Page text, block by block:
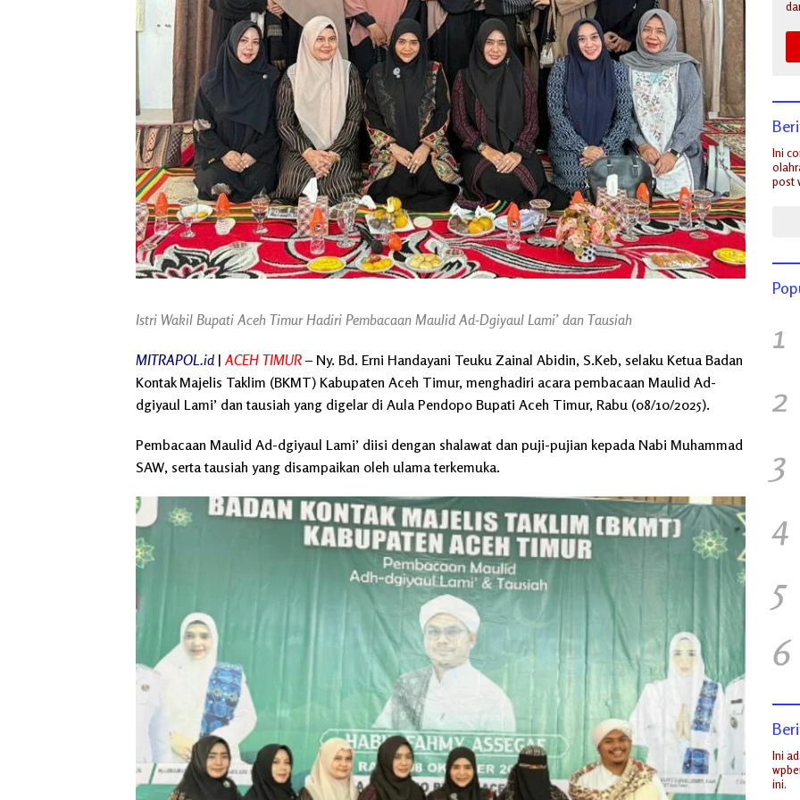
Istri Wakil Bupati Aceh Timur Hadiri Pembacaan Maulid Ad-Dgiyaul Lami’ dan Tausiah
MITRAPOL.id | ACEH TIMUR – Ny. Bd. Erni Handayani Teuku Zainal Abidin, S.Keb, selaku Ketua Badan
Kontak Majelis Taklim (BKMT) Kabupaten Aceh Timur, menghadiri acara pembacaan Maulid Ad-
dgiyaul Lami’ dan tausiah yang digelar di Aula Pendopo Bupati Aceh Timur, Rabu (08/10/2025).
Pembacaan Maulid Ad-dgiyaul Lami’ diisi dengan shalawat dan puji-pujian kepada Nabi Muhammad
SAW, serta tausiah yang disampaikan oleh ulama terkemuka.
Ini
post
1
2
3
4
5
6
Ini
ini.